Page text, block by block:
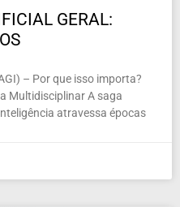
GERAL:
– Por que isso importa?
Multidisciplinar A saga
atravessa épocas